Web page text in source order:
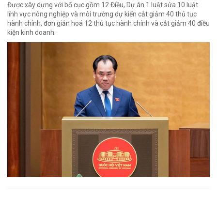
Được xây dựng với bố cục gồm 12 Điều, Dự án 1 luật sửa 10 luật
lĩnh vực nông nghiệp và môi trường dự kiến cắt giảm 40 thủ tục
hành chính, đơn giản hoá 12 thủ tục hành chính và cắt giảm 40 điều
kiện kinh doanh.